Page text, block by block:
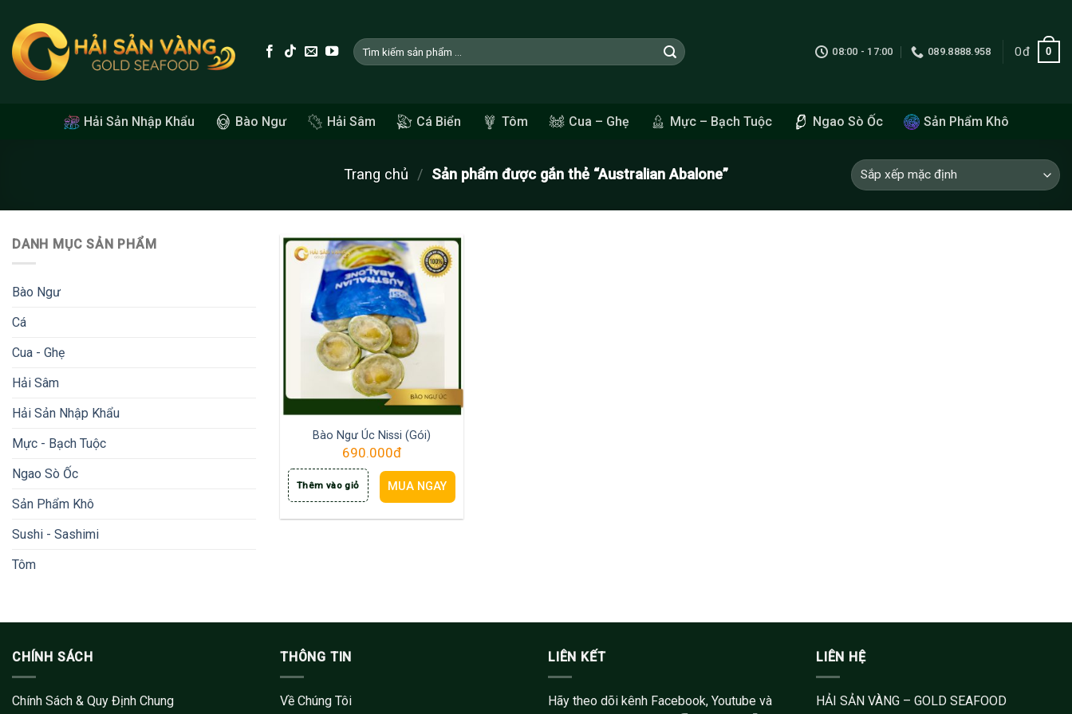
content
Tìm
kiếm:
08:00 - 17:00 089.8888.958 0đ 0
Hải Sản Nhập Khẩu Bào Ngư Hải Sâm Cá Biển Tôm Cua – Ghẹ Mực – Bạch Tuộc Ngao Sò Ốc Sản Phẩm Khô
Trang chủ / Sản phẩm được gắn thẻ “Australian Abalone”
DANH MỤC SẢN PHẨM
Bào Ngư
Cá
Cua - Ghẹ
Hải Sâm
Hải Sản Nhập Khẩu
Mực - Bạch Tuộc
Ngao Sò Ốc
Sản Phẩm Khô
Sushi - Sashimi
Tôm
Bào Ngư Úc Nissi (Gói)
690.000đ
Thêm vào giỏ MUA NGAY
CHÍNH SÁCH
Chính Sách & Quy Định Chung
THÔNG TIN
Về Chúng Tôi
LIÊN KẾT
Hãy theo dõi kênh Facebook, Youtube và
LIÊN HỆ
HẢI SẢN VÀNG – GOLD SEAFOOD